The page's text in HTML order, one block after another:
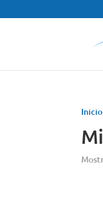
Inicio